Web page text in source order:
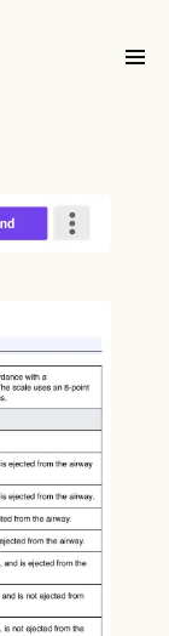
ภัย